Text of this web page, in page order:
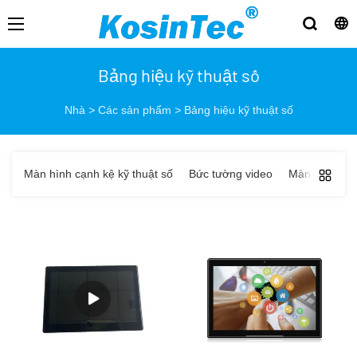
Bảng hiệu kỹ thuật số
Nhà > Các sản phẩm > Bảng hiệu kỹ thuật số
Màn hình cạnh kệ kỹ thuật số Bức tường video Màn hình